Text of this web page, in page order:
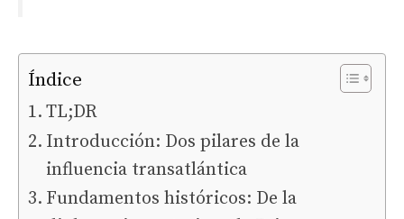
Índice
TL;DR
Introducción: Dos pilares de la
influencia transatlántica
Fundamentos históricos: De la